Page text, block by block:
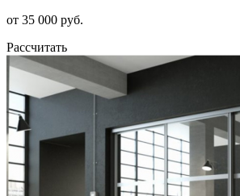
от 35 000 руб.
Рассчитать